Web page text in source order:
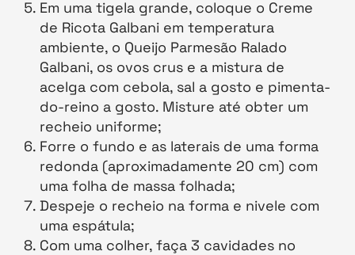
Em uma tigela grande, coloque o Creme
de Ricota Galbani em temperatura
ambiente, o Queijo Parmesão Ralado
Galbani, os ovos crus e a mistura de
acelga com cebola, sal a gosto e pimenta-
do-reino a gosto. Misture até obter um
recheio uniforme;
Forre o fundo e as laterais de uma forma
redonda (aproximadamente 20 cm) com
uma folha de massa folhada;
Despeje o recheio na forma e nivele com
uma espátula;
Com uma colher, faça 3 cavidades no